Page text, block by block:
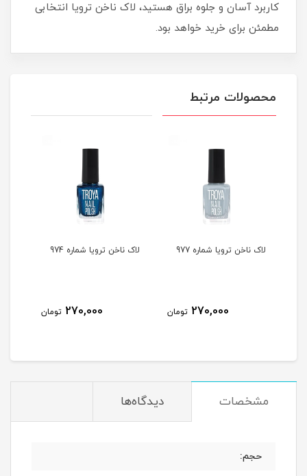
کاربرد آسان و جلوه براق هستید، لاک ناخن ترویا انتخابی
مطمئن برای خرید خواهد بود.
محصولات مرتبط
لاک ناخن ترویا شماره 977
270,000 تومان
لاک ناخن ترویا شماره 974
270,000 تومان
مشخصات دیدگاه‌ها
حجم: